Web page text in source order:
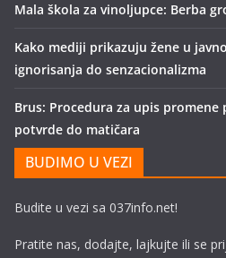
Mala škola za vinoljupce: Berba
Kako mediji prikazuju žene u
ignorisanja do senzacionalizma
Brus: Procedura za upis promene
potvrde do matičara
BUDIMO U VEZI
Budite u vezi sa 037info.net!
Pratite nas, dodajte, lajkujte ili se